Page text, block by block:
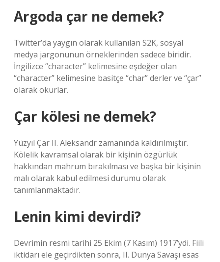
Argoda çar ne demek?
Twitter’da yaygın olarak kullanılan S2K, sosyal
medya jargonunun örneklerinden sadece biridir.
İngilizce “character” kelimesine eşdeğer olan
“character” kelimesine basitçe “char” derler ve “çar”
olarak okurlar.
Çar kölesi ne demek?
Yüzyıl Çar II. Aleksandr zamanında kaldırılmıştır.
Kölelik kavramsal olarak bir kişinin özgürlük
hakkından mahrum bırakılması ve başka bir kişinin
malı olarak kabul edilmesi durumu olarak
tanımlanmaktadır.
Lenin kimi devirdi?
Devrimin resmi tarihi 25 Ekim (7 Kasım) 1917’ydi. Fiili
iktidarı ele geçirdikten sonra, II. Dünya Savaşı esas